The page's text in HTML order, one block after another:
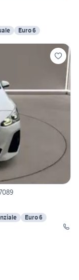
Euro 6
Euro 6